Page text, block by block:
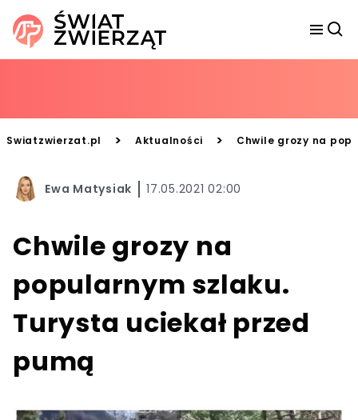
Swiatzwierzat.pl > Aktualności > Chwile grozy na
Ewa Matysiak 17.05.2021 02:00
Chwile grozy na
popularnym szlaku.
Turysta uciekał przed
pumą